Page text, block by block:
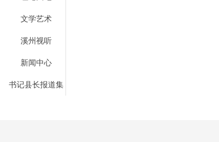
文学艺术
溪州视听
新闻中心
书记县长报道集